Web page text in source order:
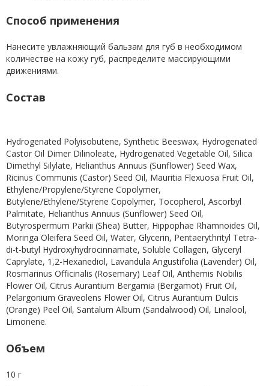
Способ применения
Нанесите увлажняющий бальзам для губ в необходимом
количестве на кожу губ, распределите массирующими
движениями.
Состав
Hydrogenated Polyisobutene, Synthetic Beeswax, Hydrogenated
Castor Oil Dimer Dilinoleate, Hydrogenated Vegetable Oil, Silica
Dimethyl Silylate, Helianthus Annuus (Sunflower) Seed Wax,
Ricinus Communis (Castor) Seed Oil, Mauritia Flexuosa Fruit Oil,
Ethylene/Propylene/Styrene Copolymer,
Butylene/Ethylene/Styrene Copolymer, Tocopherol, Ascorbyl
Palmitate, Helianthus Annuus (Sunflower) Seed Oil,
Butyrospermum Parkii (Shea) Butter, Hippophae Rhamnoides Oil,
Moringa Oleifera Seed Oil, Water, Glycerin, Pentaerythrityl Tetra-
di-t-butyl Hydroxyhydrocinnamate, Soluble Collagen, Glyceryl
Caprylate, 1,2-Hexanediol, Lavandula Angustifolia (Lavender) Oil,
Rosmarinus Officinalis (Rosemary) Leaf Oil, Anthemis Nobilis
Flower Oil, Citrus Aurantium Bergamia (Bergamot) Fruit Oil,
Pelargonium Graveolens Flower Oil, Citrus Aurantium Dulcis
(Orange) Peel Oil, Santalum Album (Sandalwood) Oil, Linalool,
Limonene.
Объем
10 г